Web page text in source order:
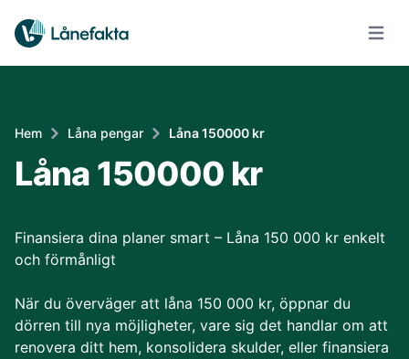
Hem Låna pengar Låna 150000 kr
Låna 150000 kr
Finansiera dina planer smart – Låna 150 000 kr enkelt
och förmånligt
När du överväger att låna 150 000 kr, öppnar du
dörren till nya möjligheter, vare sig det handlar om att
renovera ditt hem, konsolidera skulder, eller finansiera